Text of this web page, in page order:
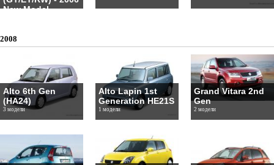
New Model
2008
Alto 6th Gen
(HA24)
3 модели
Alto Lapin 1st
Generation HE21S
1 модели
Grand Vitara 2nd
Gen
2 модели